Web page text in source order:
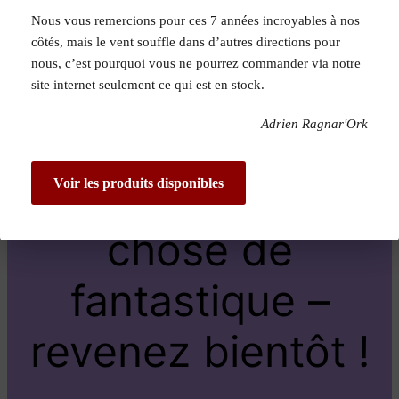
Pardon pour le
dérangement !
Nous travaillons
sur quelque
chose de
fantastique –
revenez bientôt !
Nous vous remercions pour ces 7 années incroyables à nos
côtés, mais le vent souffle dans d’autres directions pour
nous, c’est pourquoi vous ne pourrez commander via notre
site internet seulement ce qui est en stock.
Adrien Ragnar'Ork
Voir les produits disponibles